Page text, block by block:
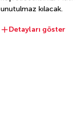
unutulmaz kılacak.
Detayları göster